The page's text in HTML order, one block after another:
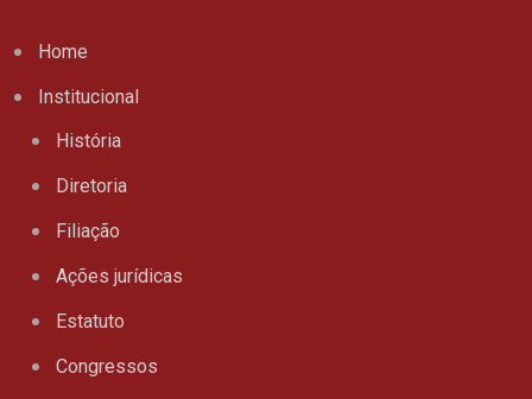
Home
Institucional
História
Diretoria
Filiação
Ações jurídicas
Estatuto
Congressos